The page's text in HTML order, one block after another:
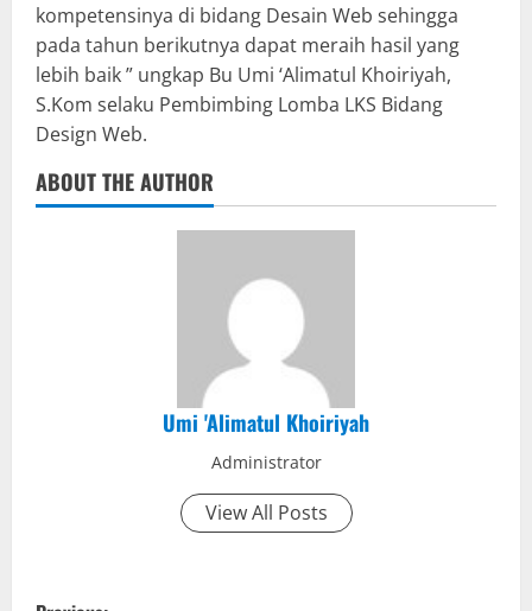
kompetensinya di bidang Desain Web sehingga
pada tahun berikutnya dapat meraih hasil yang
lebih baik ” ungkap Bu Umi ‘Alimatul Khoiriyah,
S.Kom selaku Pembimbing Lomba LKS Bidang
Design Web.
ABOUT THE AUTHOR
Umi 'Alimatul Khoiriyah
Administrator
View All Posts